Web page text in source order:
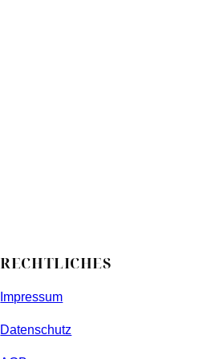
RECHTLICHES
Impressum
Datenschutz